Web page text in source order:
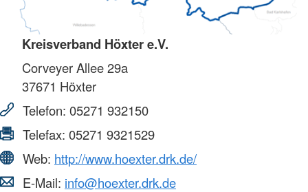
Kreisverband Höxter e.V.
Corveyer Allee 29a
37671 Höxter
Telefon: 05271 932150
Telefax: 05271 9321529
Web: http://www.hoexter.drk.de/
E-Mail: info@hoexter.drk.de